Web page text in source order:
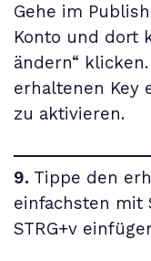
Gehe im
Konto und dort
ändern“
erhaltenen Key
zu aktivieren.
9. Tippe den
einfachsten mit
STRG+v